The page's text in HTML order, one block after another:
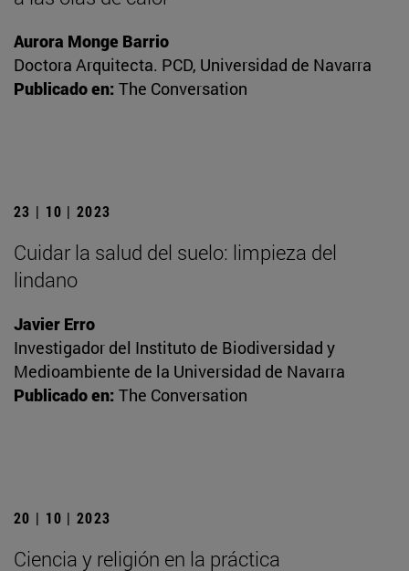
Aurora Monge Barrio
Doctora Arquitecta. PCD, Universidad de Navarra
Publicado en: The Conversation
23 | 10 | 2023
Cuidar la salud del suelo: limpieza del
lindano
Javier Erro
Investigador del Instituto de Biodiversidad y
Medioambiente de la Universidad de Navarra
Publicado en: The Conversation
20 | 10 | 2023
Ciencia y religión en la práctica